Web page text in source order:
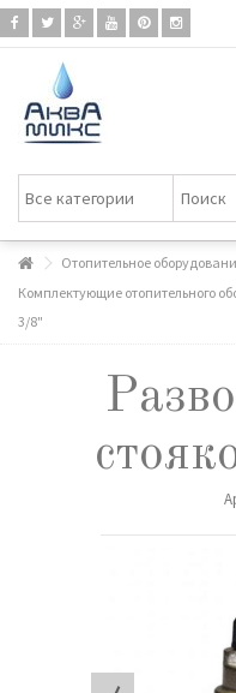
Отопительное
Комплектующие отопительного
3/8"